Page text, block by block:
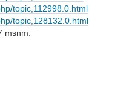
topic,112998.0.html
topic,128132.0.html
msnm.